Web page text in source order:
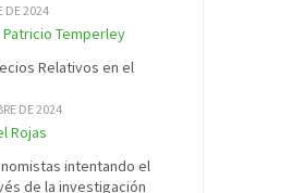
DE 2024
Temperley
Relativos en el
DE 2024
Rojas
intentando el
de la investigación